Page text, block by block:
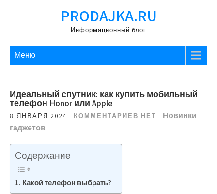
PRODAJKA.RU
Информационный блог
Меню
Идеальный спутник: как купить мобильный
телефон Honor или Apple
8 ЯНВАРЯ 2024 КОММЕНТАРИЕВ НЕТ
Новинки
гаджетов
Содержание
Какой телефон выбрать?